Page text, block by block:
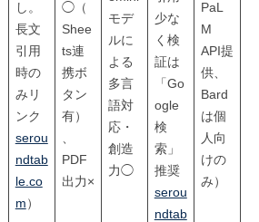
し。
長文
引用
時の
みリ
ンク
serou
ndtab
le.co
m ）
◯（
Shee
ts連
携ボ
タン
有）
PDF
出力×
モデ
ルに
よる
多言
語対
応・
創造
力◯
少な
く検
証は
「Go
ogle
検
索」
推奨
serou
ndtab
PaL
M
API提
供、
Bard
は個
人向
けの
み）